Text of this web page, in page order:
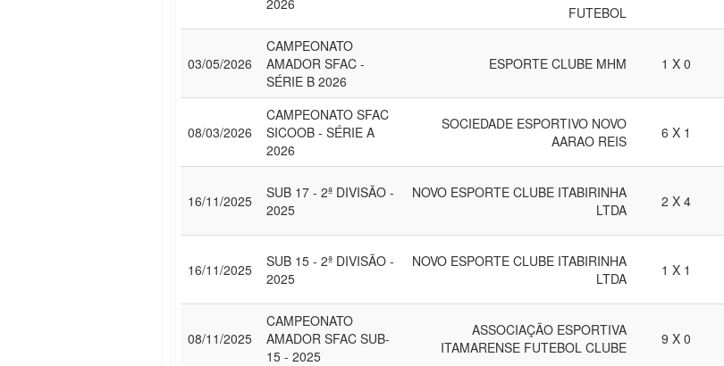
2026
FUTEBOL
03/05/2026
CAMPEONATO
AMADOR SFAC -
SÉRIE B 2026
ESPORTE CLUBE MHM 1 X 0
08/03/2026
CAMPEONATO SFAC
SICOOB - SÉRIE A
2026
SOCIEDADE ESPORTIVO NOVO
AARAO REIS
6 X 1
16/11/2025
SUB 17 - 2ª DIVISÃO -
2025
NOVO ESPORTE CLUBE ITABIRINHA
LTDA
2 X 4
16/11/2025
SUB 15 - 2ª DIVISÃO -
2025
NOVO ESPORTE CLUBE ITABIRINHA
LTDA
1 X 1
08/11/2025
CAMPEONATO
AMADOR SFAC SUB-
15 - 2025
ASSOCIAÇÃO ESPORTIVA
ITAMARENSE FUTEBOL CLUBE
9 X 0